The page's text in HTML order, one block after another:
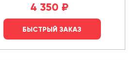
4 350 ₽
БЫСТРЫЙ ЗАКАЗ